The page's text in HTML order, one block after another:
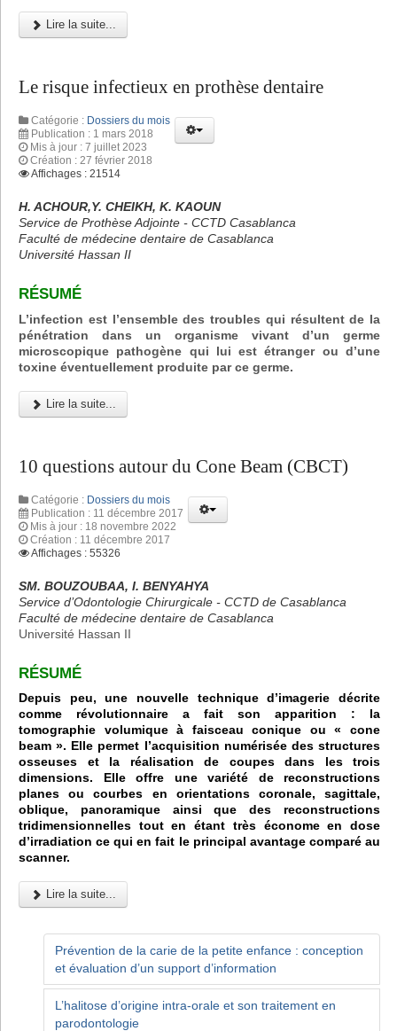
Lire la suite...
Le risque infectieux en prothèse dentaire
Catégorie : Dossiers du mois
Publication : 1 mars 2018
Mis à jour : 7 juillet 2023
Création : 27 février 2018
Affichages : 21514
H. ACHOUR,Y. CHEIKH, K. KAOUN
Service de Prothèse Adjointe - CCTD Casablanca
Faculté de médecine dentaire de Casablanca
Université Hassan II
RÉSUMÉ
L’infection est l’ensemble des troubles qui résultent de la
pénétration dans un organisme vivant d’un germe
microscopique pathogène qui lui est étranger ou d’une
toxine éventuellement produite par ce germe.
Lire la suite...
10 questions autour du Cone Beam (CBCT)
Catégorie : Dossiers du mois
Publication : 11 décembre 2017
Mis à jour : 18 novembre 2022
Création : 11 décembre 2017
Affichages : 55326
SM. BOUZOUBAA, I. BENYAHYA
Service d’Odontologie Chirurgicale - CCTD de Casablanca
Faculté de médecine dentaire de Casablanca
Université Hassan II
RÉSUMÉ
Depuis peu, une nouvelle technique d’imagerie décrite
comme révolutionnaire a fait son apparition : la
tomographie volumique à faisceau conique ou « cone
beam ». Elle permet l’acquisition numérisée des structures
osseuses et la réalisation de coupes dans les trois
dimensions. Elle offre une variété de reconstructions
planes ou courbes en orientations coronale, sagittale,
oblique, panoramique ainsi que des reconstructions
tridimensionnelles tout en étant très économe en dose
d’irradiation ce qui en fait le principal avantage comparé au
scanner.
Lire la suite...
Prévention de la carie de la petite enfance : conception
et évaluation d’un support d’information
L’halitose d’origine intra-orale et son traitement en
parodontologie